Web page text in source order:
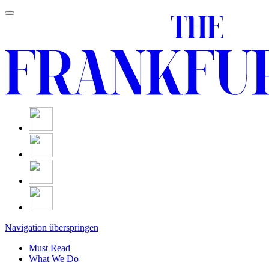
Navigation überspringen
Must Read
What We Do